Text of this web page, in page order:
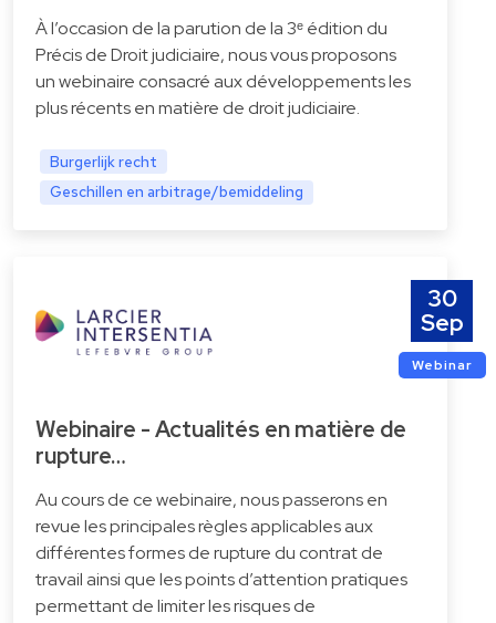
À l’occasion de la parution de la 3ᵉ édition du
Précis de Droit judiciaire, nous vous proposons
un webinaire consacré aux développements les
plus récents en matière de droit judiciaire.
Burgerlijk recht
Geschillen en arbitrage/bemiddeling
30
Sep
Webinar
Webinaire - Actualités en matière de
rupture…
Au cours de ce webinaire, nous passerons en
revue les principales règles applicables aux
différentes formes de rupture du contrat de
travail ainsi que les points d’attention pratiques
permettant de limiter les risques de